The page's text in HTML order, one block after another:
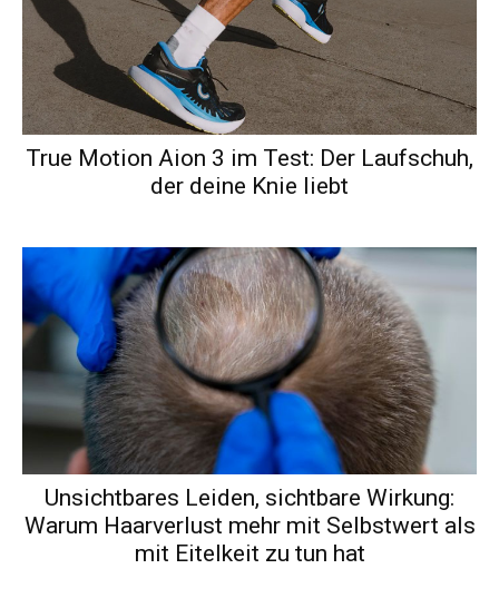
True Motion Aion 3 im Test: Der Laufschuh,
der deine Knie liebt
Unsichtbares Leiden, sichtbare Wirkung:
Warum Haarverlust mehr mit Selbstwert als
mit Eitelkeit zu tun hat